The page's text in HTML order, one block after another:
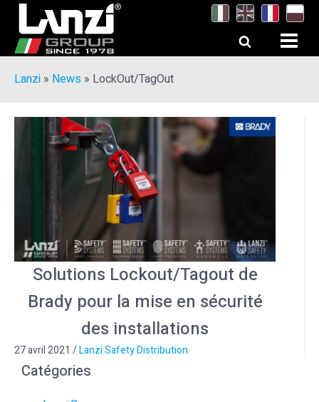
Lanzi » News » LockOut/TagOut
Solutions Lockout/Tagout de
Brady pour la mise en sécurité
des installations
27 avril 2021 /Lanzi Safety Distribution
Catégories